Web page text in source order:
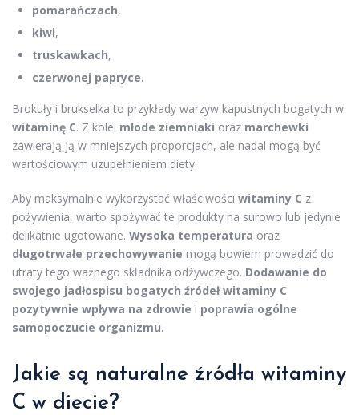
pomarańczach,
kiwi,
truskawkach,
czerwonej papryce.
Brokuły i brukselka to przykłady warzyw kapustnych bogatych w
witaminę C. Z kolei młode ziemniaki oraz marchewki
zawierają ją w mniejszych proporcjach, ale nadal mogą być
wartościowym uzupełnieniem diety.
Aby maksymalnie wykorzystać właściwości witaminy C z
pożywienia, warto spożywać te produkty na surowo lub jedynie
delikatnie ugotowane. Wysoka temperatura oraz
długotrwałe przechowywanie mogą bowiem prowadzić do
utraty tego ważnego składnika odżywczego. Dodawanie do
swojego jadłospisu bogatych źródeł witaminy C
pozytywnie wpływa na zdrowie i poprawia ogólne
samopoczucie organizmu.
Jakie są naturalne źródła witaminy
C w diecie?